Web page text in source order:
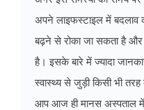
अपने लाइफस्टाइल में बदलाव
बढ़ने से रोका जा सकता है
है। इसके बारे में ज्यादा
स्वास्थ्य से जुड़ी किसी भी
आप आज ही मानस अस्पताल में